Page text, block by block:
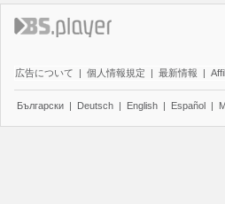
広告について | 個人情報規定 | 最新情報 |
Български | Deutsch | English | Español |